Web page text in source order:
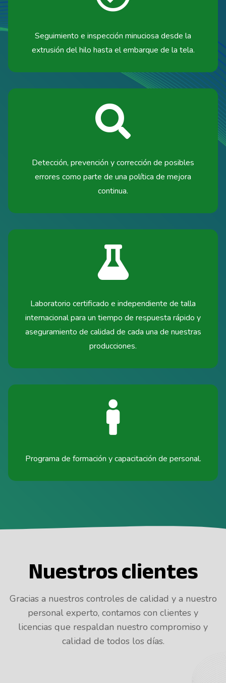
Seguimiento e inspección minuciosa desde la
extrusión del hilo hasta el embarque de la tela.
Detección, prevención y corrección de posibles
errores como parte de una política de mejora
continua.
Laboratorio certificado e independiente de talla
internacional para un tiempo de respuesta rápido y
aseguramiento de calidad de cada una de nuestras
producciones.
Programa de formación y capacitación de personal.
Nuestros clientes
Gracias a nuestros controles de calidad y a nuestro
personal experto, contamos con clientes y
licencias que respaldan nuestro compromiso y
calidad de todos los días.